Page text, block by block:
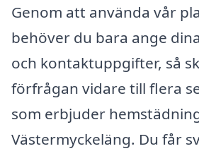
Genom att använda vår
behöver du bara ange
och kontaktuppgifter, så
förfrågan vidare till flera
som erbjuder
Västermyckeläng. Du får